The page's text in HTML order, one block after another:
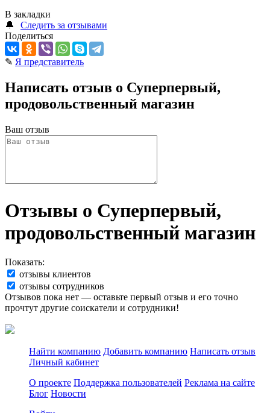
В закладки
🔔
Следить за отзывами
Поделиться
✎ Я представитель
Написать отзыв о Суперпервый,
продовольственный магазин
Ваш отзыв
Отзывы о Суперпервый,
продовольственный магазин
Показать:
отзывы клиентов
отзывы сотрудников
Отзывов пока нет — оставьте первый отзыв и его точно
прочтут другие соискатели и сотрудники!
Найти компанию Добавить компанию Написать отзыв
Личный кабинет
О проекте Поддержка пользователей Реклама на сайте
Блог Новости